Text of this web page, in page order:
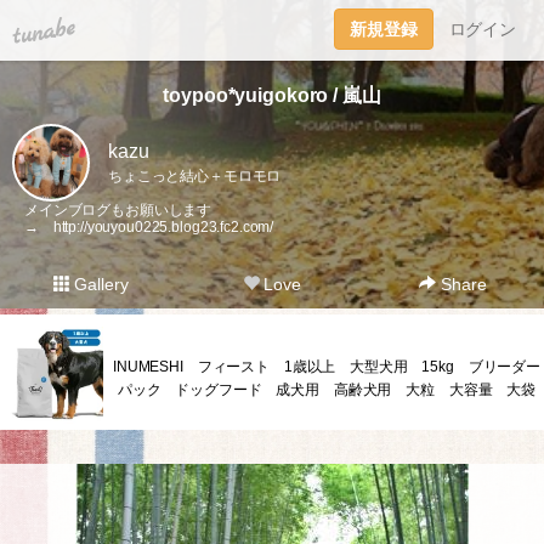
tuna.be 新規登録 ログイン
toypoo*yuigokoro / 嵐山
kazu
ちょこっと結心＋モロモロ
メインブログもお願いします
→
http://youyou0225.blog23.fc2.com/
Gallery Love Share
INUMESHI フィースト 1歳以上 大型犬用 15kg ブリーダー
パック ドッグフード 成犬用 高齢犬用 大粒 大容量 大袋